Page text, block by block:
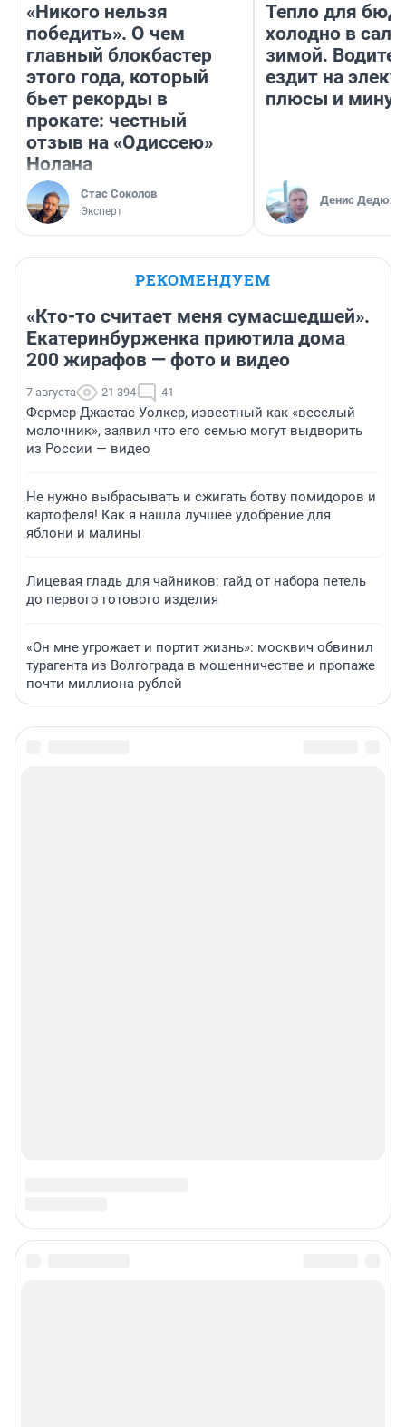
«Никого нельзя
победить». О чем
главный блокбастер
этого года, который
бьет рекорды в
прокате: честный
отзыв на «Одиссею»
Нолана
Стас Соколов
Эксперт
Тепло для
холодно в
зимой.
ездит на
плюсы и
Денис
РЕКОМЕНДУЕМ
«Кто-то считает меня сумасшедшей».
Екатеринбурженка приютила дома
200 жирафов — фото и видео
7 августа 21 394 41
Фермер Джастас Уолкер, известный как «веселый
молочник», заявил что его семью могут выдворить
из России — видео
Не нужно выбрасывать и сжигать ботву помидоров и
картофеля! Как я нашла лучшее удобрение для
яблони и малины
Лицевая гладь для чайников: гайд от набора петель
до первого готового изделия
«Он мне угрожает и портит жизнь»: москвич обвинил
турагента из Волгограда в мошенничестве и пропаже
почти миллиона рублей